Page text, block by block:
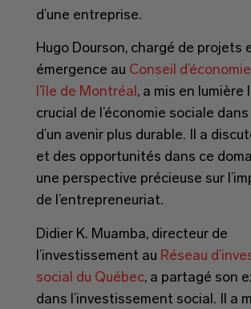
d’une entreprise.
Hugo Dourson, chargé de projets
émergence au Conseil
l’île de Montréal, a mis en lumière
crucial de l’économie sociale
d’un avenir plus durable. Il a
et des opportunités dans ce
une perspective précieuse sur
de l’entrepreneuriat.
Didier K. Muamba, directeur de
l’investissement au Réseau
social du Québec, a partagé son
dans l’investissement social. Il a